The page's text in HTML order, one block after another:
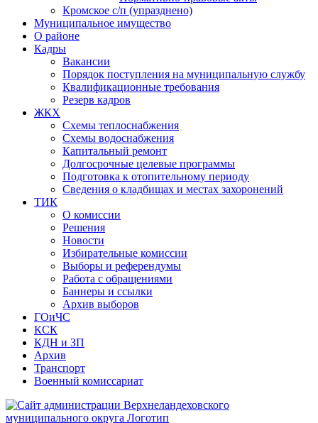
Кромское с/п (упразднено)
Муниципальное имущество
О районе
Кадры
Вакансии
Порядок поступления на муниципальную службу
Квалификационные требования
Резерв кадров
ЖКХ
Схемы теплоснабжения
Схемы водоснабжения
Капитальный ремонт
Долгосрочные целевые программы
Подготовка к отопительному периоду
Сведения о кладбищах и местах захоронений
ТИК
О комиссии
Решения
Новости
Избирательные комиссии
Выборы и референдумы
Работа с обращениями
Баннеры и ссылки
Архив выборов
ГОиЧС
КСК
КДН и ЗП
Архив
Транспорт
Военный комиссариат